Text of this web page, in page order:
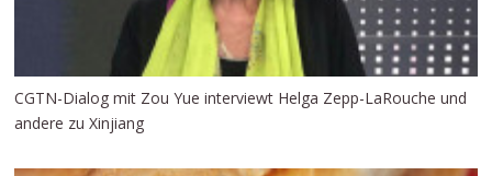
CGTN-Dialog mit Zou Yue interviewt Helga Zepp-LaRouche und
andere zu Xinjiang